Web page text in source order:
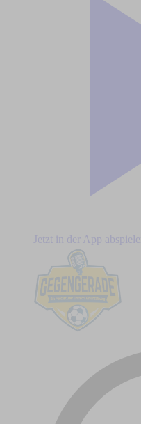
Jetzt in der App abspielen